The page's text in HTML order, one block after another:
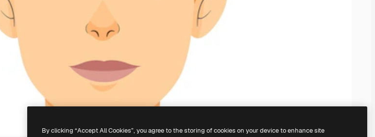
By clicking “Accept All Cookies”, you agree to the storing of cookies on your device to enhance site